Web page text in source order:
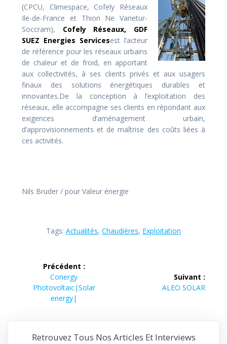
(CPCU, Climespace, Cofely Réseaux
Ile-de-France et Thion Ne Varietur-
Soccram), Cofely Réseaux,
GDF
SUEZ Energies Servicesest l’acteur
de référence pour les réseaux urbains
de chaleur et de froid, en apportant
aux collectivités, à ses clients privés et aux usagers
finaux des solutions énergétiques durables et
innovantes.De la conception à l’exploitation des
réseaux, elle accompagne ses clients en répondant aux
exigences d’aménagement urbain,
d’approvisionnements et de maîtrise des coûts liées à
ces activités.
Nils Bruder / pour Valeur énergie
Tags: Actualités, Chaudières, Exploitation
Navigation
l’article
Précédent :
Article
précédent :
Conergy
Photovoltaic|Solar
energy|
Suivant :
Article
ALEO SOLAR
Retrouvez Tous Nos Articles Et Interviews